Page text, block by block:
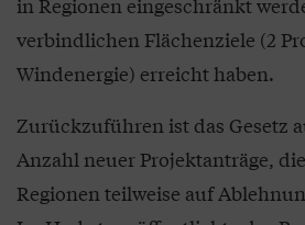
verbindlichen Flächenziele (2
Windenergie) erreicht haben.
Zurückzuführen ist das Gesetz
Anzahl neuer Projektanträge,
Regionen teilweise auf